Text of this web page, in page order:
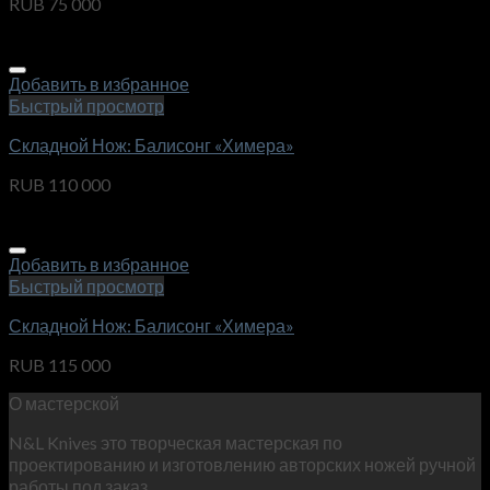
Добавить в избранное
Быстрый просмотр
Складной Нож: Балисонг «Химера»
RUB 110 000
Добавить в избранное
Быстрый просмотр
Складной Нож: Балисонг «Химера»
RUB 115 000
О мастерской
N&L Knives это творческая мастерская по
проектированию и изготовлению авторских ножей ручной